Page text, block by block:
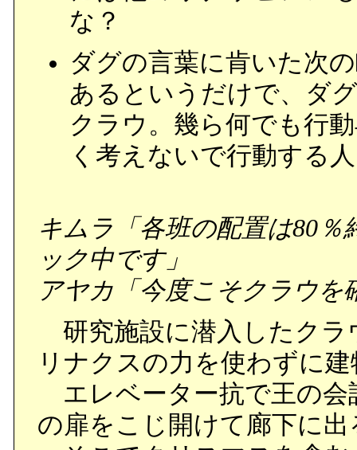
な？
ダグの言葉に肯いた次
あるというだけで、ダ
クラウ。幾ら何でも行
く考えないで行動する
キムラ「各班の配置は80
ック中です」
アヤカ「今度こそクラウ
研究施設に潜入したクラ
リナクスの力を使わずに
エレベーター抗で王の会
の扉をこじ開けて廊下に